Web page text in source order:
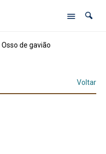
Osso de gavião
Voltar